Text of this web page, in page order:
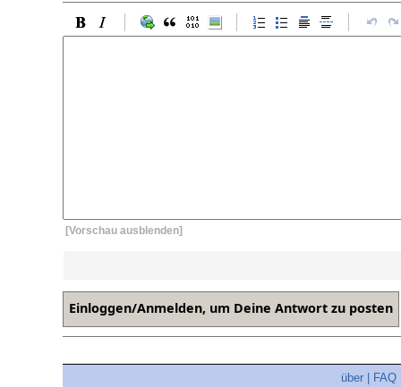
[Vorschau ausblenden]
über FAQ